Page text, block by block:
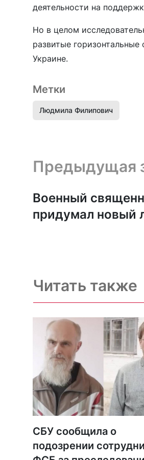
деятельности на
Но в целом
развитые
Украине.
Метки
Людмила Филипович
Предыдущая запись и
Предыдущая
Военный
придумал новый
Читать также
СБУ сообщила о
подозрении